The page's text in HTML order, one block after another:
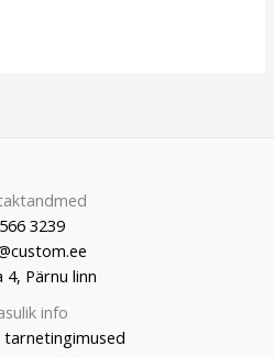
3239
4, Pärnu linn
info
tarnetingimused